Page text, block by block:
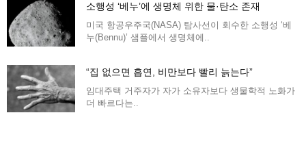
소행성 ‘베누’에 생명체 위한 물·탄소 존재
미국 항공우주국(NASA) 탐사선이 회수한 소행성 ‘베
누(Bennu)’ 샘플에서 생명체에..
“집 없으면 흡연, 비만보다 빨리 늙는다”
임대주택 거주자가 자가 소유자보다 생물학적 노화가
더 빠르다는..